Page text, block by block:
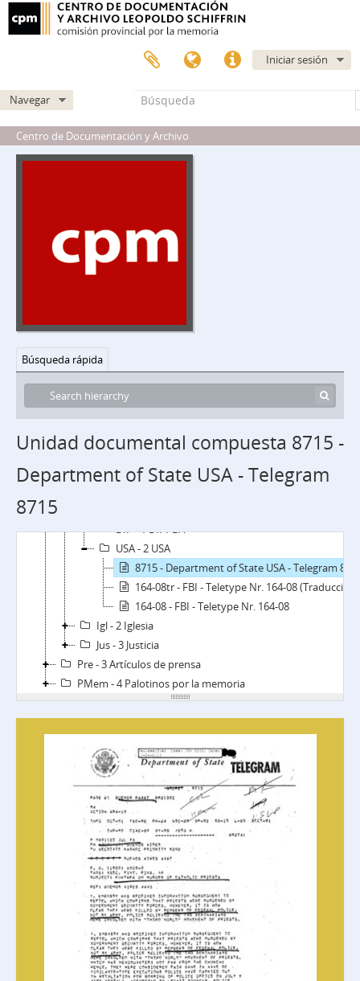
Iniciar sesión
Navegar
Centro de Documentación y Archivo
Búsqueda rápida
Unidad documental compuesta 8715 -
Department of State USA - Telegram
8715
PVMJ - Fondo Palotinos por la Memoria, la Verdad y la Justicia
Leg - 1 Legajos
DIP - 1 DIPPBA
USA - 2 USA
8715 - Department of State USA - Telegram 8715
164-08tr - FBI - Teletype Nr. 164-08 (Traducción)
164-08 - FBI - Teletype Nr. 164-08
Igl - 2 Iglesia
Jus - 3 Justicia
Pre - 3 Artículos de prensa
PMem - 4 Palotinos por la memoria